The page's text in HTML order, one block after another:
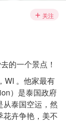
关注
的一个景点！
WI 。他家最有
）是泰国政府
从泰国空运，然
花卉争艳，美不